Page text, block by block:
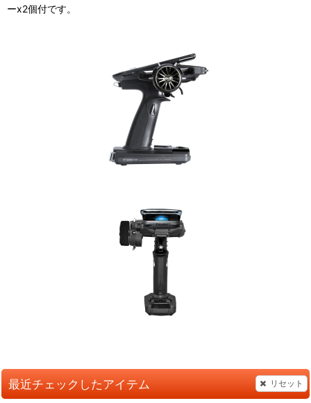
ーx2個付です。
最近チェックしたアイテム リセット